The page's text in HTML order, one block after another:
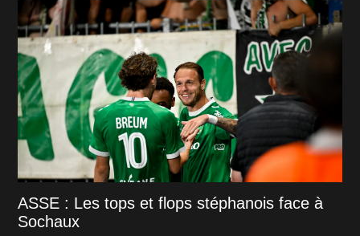
ASSE : Les tops et flops stéphanois face à
Sochaux